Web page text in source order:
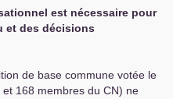
est nécessaire pour
et des décisions
de base commune votée le
168 membres du CN) ne